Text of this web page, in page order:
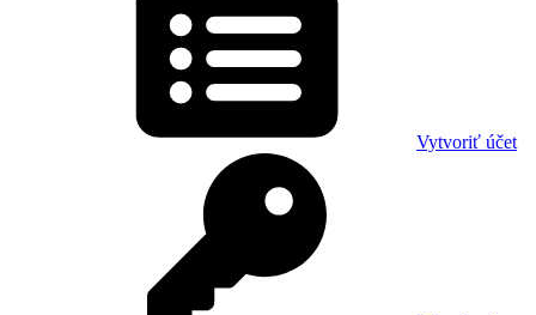
Vytvoriť účet